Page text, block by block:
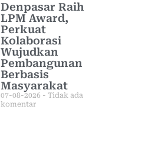
Denpasar Raih
LPM Award,
Perkuat
Kolaborasi
Wujudkan
Pembangunan
Berbasis
Masyarakat
07-08-2026
Tidak ada
komentar